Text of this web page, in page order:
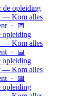
opleiding
— Kom alles
· 📅
opleiding
— Kom alles
·
📅
opleiding
— Kom alles
· 📅
opleiding